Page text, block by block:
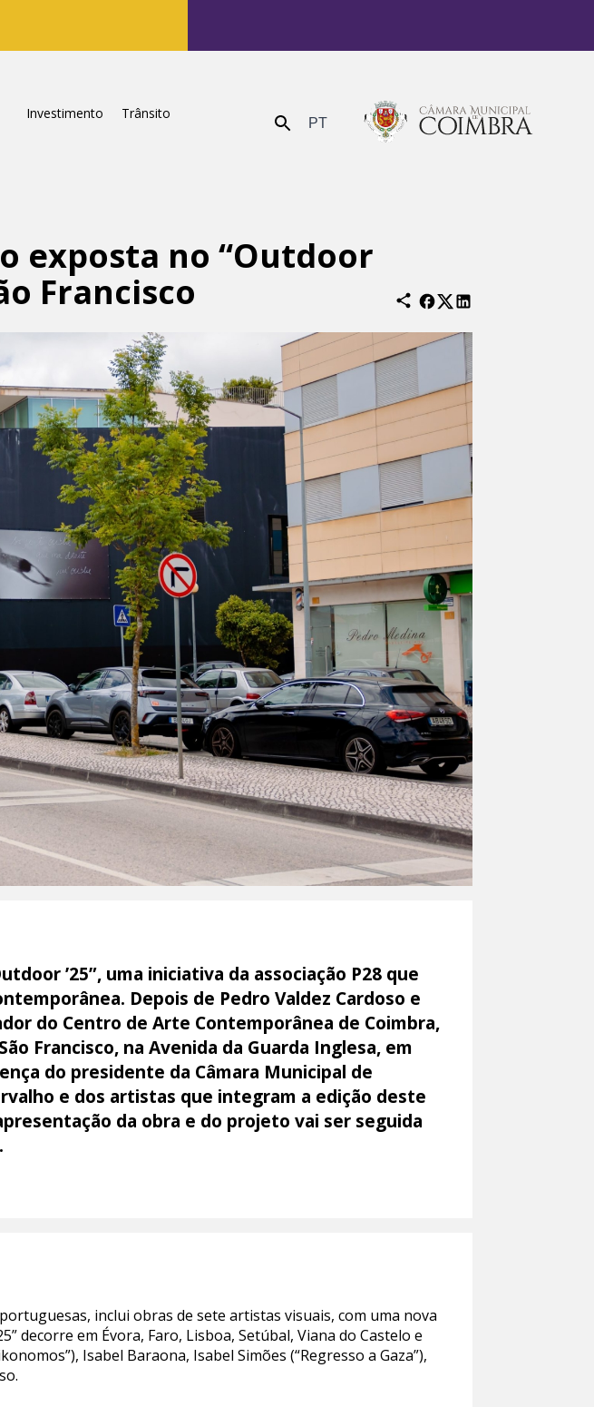
Investimento
Trânsito
Enviar PT
exposta no “Outdoor
Francisco
’25”, uma iniciativa da associação P28 que
Depois de Pedro Valdez Cardoso e
do Centro de Arte Contemporânea de Coimbra,
Francisco, na Avenida da Guarda Inglesa, em
do presidente da Câmara Municipal de
e dos artistas que integram a edição deste
da obra e do projeto vai ser seguida
inclui obras de sete artistas visuais, com uma nova
decorre em Évora, Faro, Lisboa, Setúbal, Viana do Castelo e
Isabel Baraona, Isabel Simões (“Regresso a Gaza”),